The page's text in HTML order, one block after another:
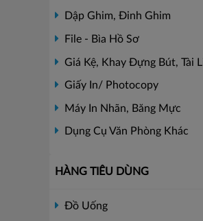
Dập Ghim, Đinh Ghim
File - Bìa Hồ Sơ
Giá Kệ, Khay Đựng Bút, Tài
Giấy In/ Photocopy
Máy In Nhãn, Băng Mực
Dụng Cụ Văn Phòng Khác
HÀNG TIÊU DÙNG
Đồ Uống